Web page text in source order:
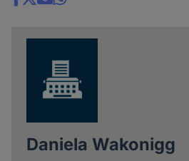
Share
Daniela Wakonigg